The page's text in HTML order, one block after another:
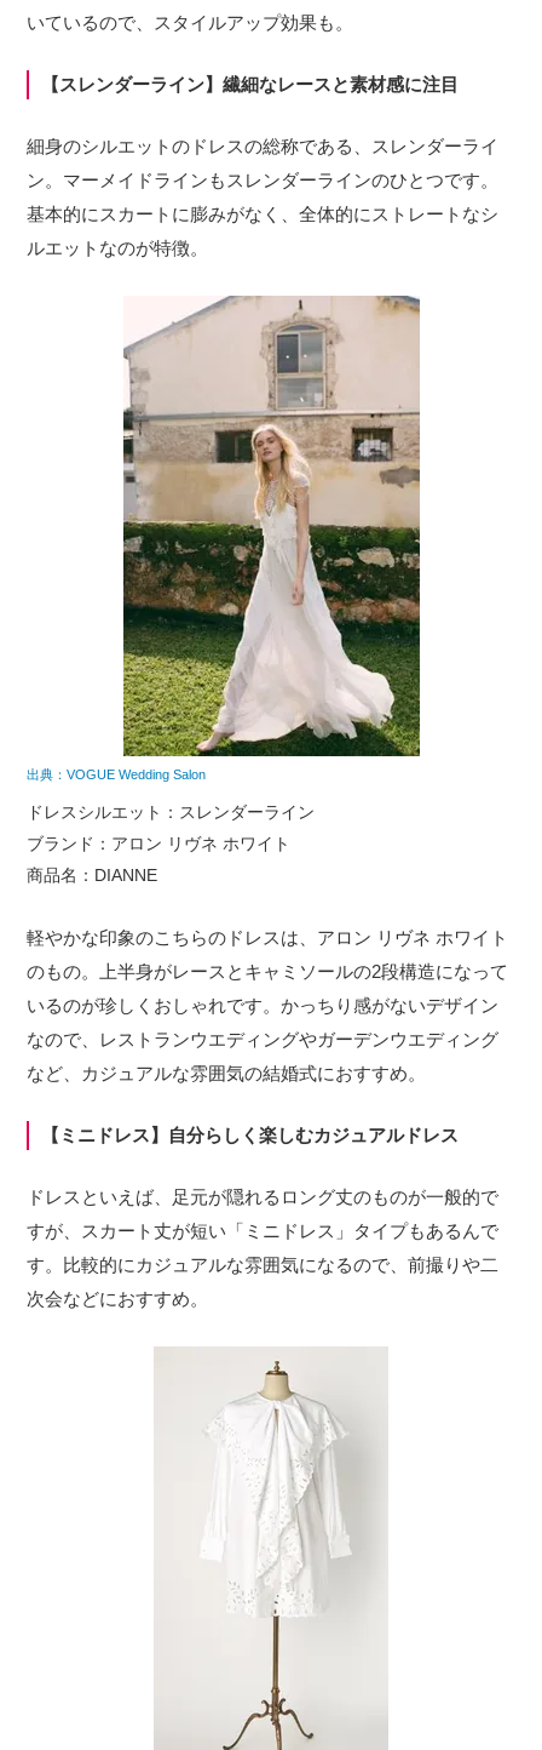
いているので、スタイルアップ効果も。
【スレンダーライン】繊細なレースと素材感に注目
細身のシルエットのドレスの総称である、スレンダーライ
ン。マーメイドラインもスレンダーラインのひとつです。
基本的にスカートに膨みがなく、全体的にストレートなシ
ルエットなのが特徴。
出典：VOGUE Wedding Salon
ドレスシルエット：スレンダーライン
ブランド：アロン リヴネ ホワイト
商品名：DIANNE
軽やかな印象のこちらのドレスは、アロン リヴネ ホワイト
のもの。上半身がレースとキャミソールの2段構造になって
いるのが珍しくおしゃれです。かっちり感がないデザイン
なので、レストランウエディングやガーデンウエディング
など、カジュアルな雰囲気の結婚式におすすめ。
【ミニドレス】自分らしく楽しむカジュアルドレス
ドレスといえば、足元が隠れるロング丈のものが一般的で
すが、スカート丈が短い「ミニドレス」タイプもあるんで
す。比較的にカジュアルな雰囲気になるので、前撮りや二
次会などにおすすめ。